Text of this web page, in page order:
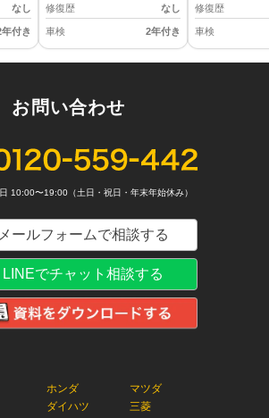
なし
年付き
修復歴 なし
車検 2年付き
修復歴
車検
ホンダ
マツダ
ダイハツ 三菱
お問い合わせ
10:00〜19:00（土日・祝日・年末年始休み）
メールフォームで相談する
LINEでチャット相談する